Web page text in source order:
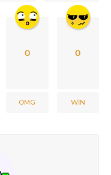
0
OMG
0
WIN